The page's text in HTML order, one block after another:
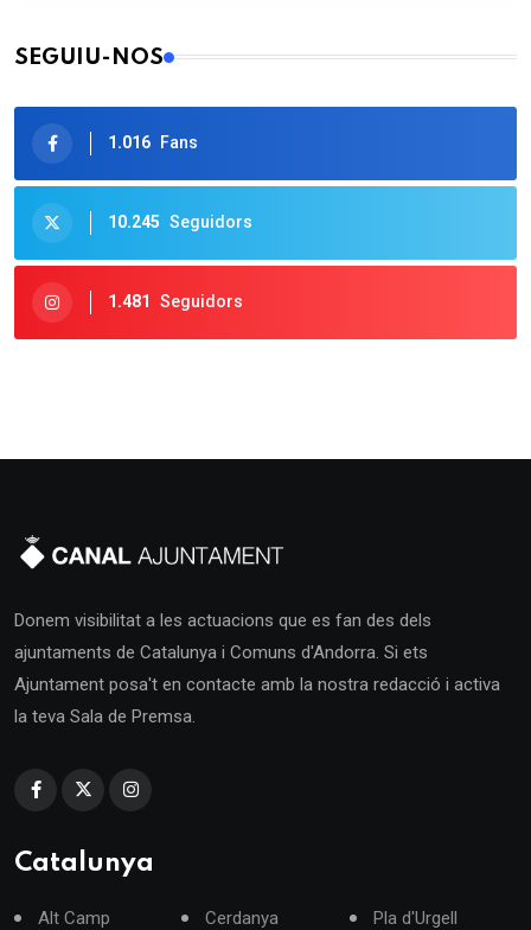
SEGUIU-NOS
1.016 Fans
10.245 Seguidors
1.481 Seguidors
Donem visibilitat a les actuacions que es fan des dels
ajuntaments de Catalunya i Comuns d'Andorra. Si ets
Ajuntament posa't en contacte amb la nostra redacció i activa
la teva Sala de Premsa.
Catalunya
Alt Camp
Cerdanya
Pla d'Urgell